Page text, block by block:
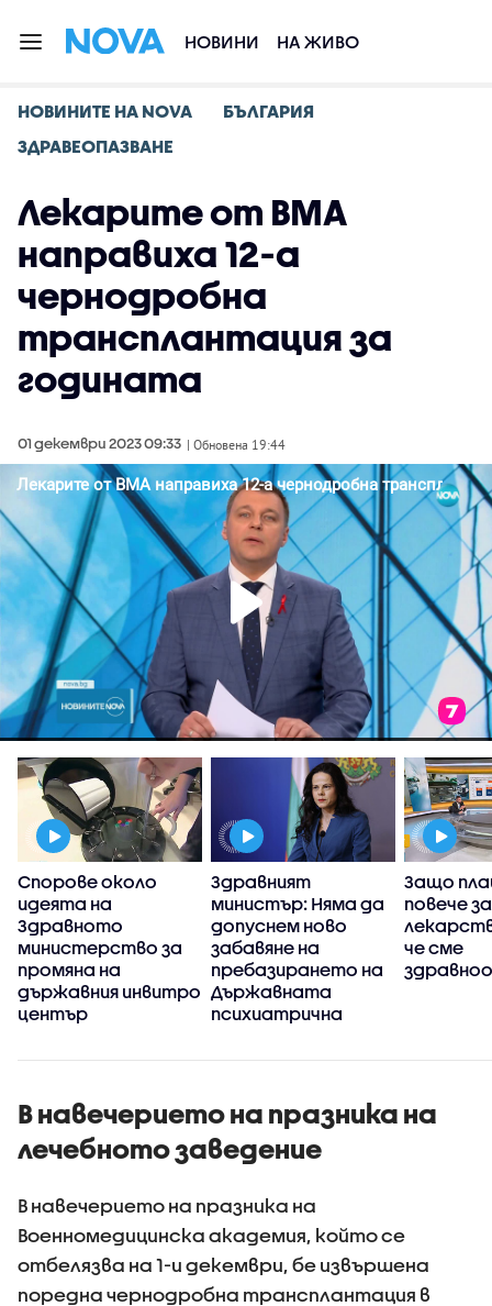
НОВИНИ НА ЖИВО
НОВИНИТЕ НА NOVA
БЪЛГАРИЯ
ЗДРАВЕОПАЗВАНЕ
Лекарите от ВМА
направиха 12-а
чернодробна
трансплантация за
годината
01 декември 2023 09:33 | Обновена 19:44
Спорове около
идеята на
Здравното
министерство за
промяна на
държавния инвитро
център
Здравният
министър: Няма да
допуснем ново
забавяне на
пребазирането на
Държавната
психиатрична
Защо
повече за
че сме
В навечерието на празника на
лечебното заведение
В навечерието на празника на
Военномедицинска академия, който се
отбелязва на 1-и декември, бе извършена
поредна чернодробна трансплантация в